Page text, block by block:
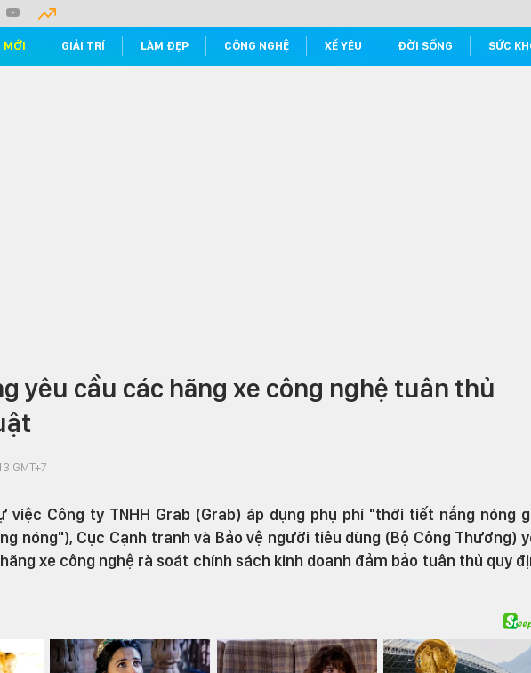
MỚI GIẢI TRÍ LÀM ĐẸP CÔNG NGHỆ XẾ YÊU ĐỜI SỐNG SỨC
yêu cầu các hãng xe công nghệ tuân thủ
GMT+7
việc Công ty TNHH Grab (Grab) áp dụng phụ phí "thời tiết nắng nóng
nóng"), Cục Cạnh tranh và Bảo vệ người tiêu dùng (Bộ Công Thương)
xe công nghệ rà soát chính sách kinh doanh đảm bảo tuân thủ quy